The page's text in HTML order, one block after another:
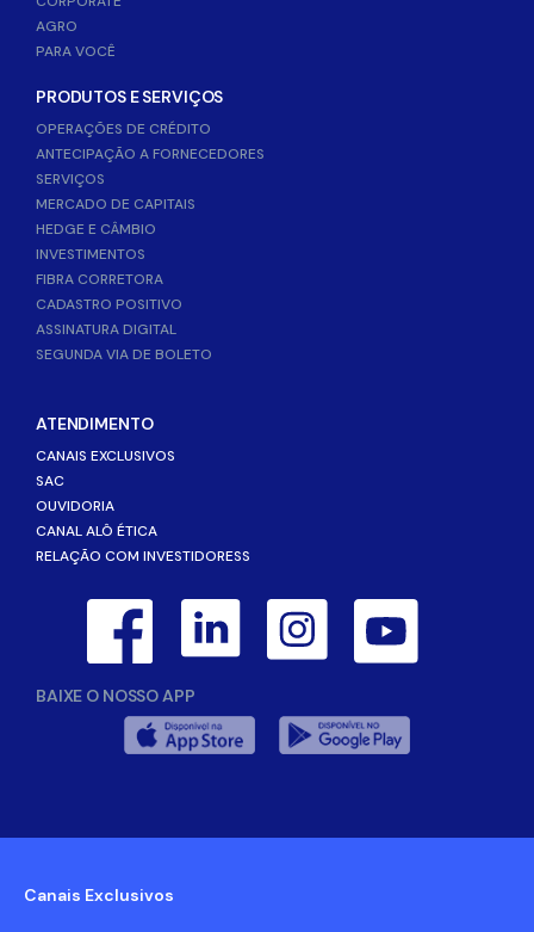
AGRO
PARA VOCÊ
PRODUTOS E SERVIÇOS
OPERAÇÕES DE CRÉDITO
ANTECIPAÇÃO A FORNECEDORES
SERVIÇOS
MERCADO DE CAPITAIS
HEDGE E CÂMBIO
INVESTIMENTOS
FIBRA CORRETORA
CADASTRO POSITIVO
ASSINATURA DIGITAL
SEGUNDA VIA DE BOLETO
ATENDIMENTO
CANAIS EXCLUSIVOS
SAC
OUVIDORIA
CANAL ALÔ ÉTICA
RELAÇÃO COM INVESTIDORESS
BAIXE O NOSSO APP
Canais Exclusivos